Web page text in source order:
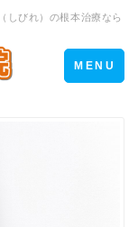
しびれ）の根本治療なら
Toggle
navigation
MENU